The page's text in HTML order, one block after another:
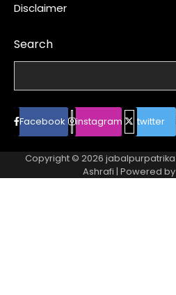
Disclaimer
Search
Facebook instagram twitter
Copyright © 2026 jabalpurpatrika
Ashrafi | Powered by